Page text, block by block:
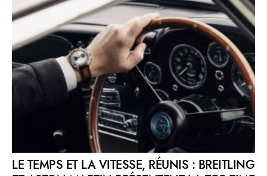
LE TEMPS ET LA VITESSE, RÉUNIS : BREITLING